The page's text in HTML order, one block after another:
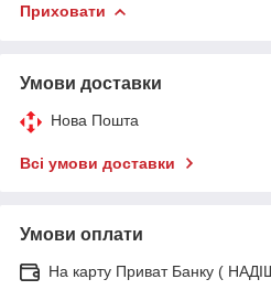
Приховати
Умови доставки
Нова Пошта
Всі умови доставки
Умови оплати
На карту Приват Банку (